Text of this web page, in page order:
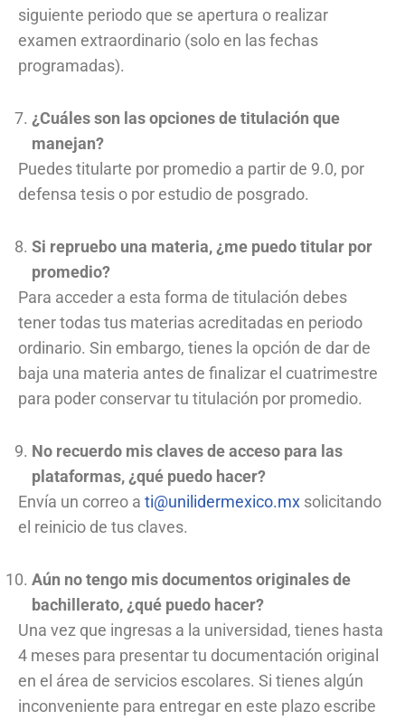
siguiente periodo que se apertura o realizar
examen extraordinario (solo en las fechas
programadas).
¿Cuáles son las opciones de titulación que
manejan?
Puedes titularte por promedio a partir de 9.0, por
defensa tesis o por estudio de posgrado.
Si repruebo una materia, ¿me puedo titular por
promedio?
Para acceder a esta forma de titulación debes
tener todas tus materias acreditadas en periodo
ordinario. Sin embargo, tienes la opción de dar de
baja una materia antes de finalizar el cuatrimestre
para poder conservar tu titulación por promedio.
No recuerdo mis claves de acceso para las
plataformas, ¿qué puedo hacer?
Envía un correo a ti@unilidermexico.mx solicitando
el reinicio de tus claves.
Aún no tengo mis documentos originales de
bachillerato, ¿qué puedo hacer?
Una vez que ingresas a la universidad, tienes hasta
4 meses para presentar tu documentación original
en el área de servicios escolares. Si tienes algún
inconveniente para entregar en este plazo escribe